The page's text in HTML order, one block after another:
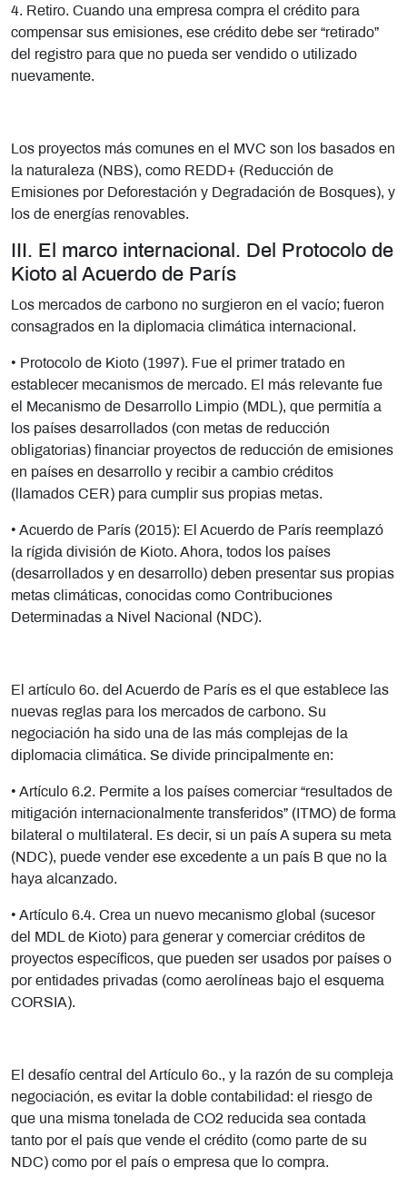
4. Retiro. Cuando una empresa compra el crédito para
compensar sus emisiones, ese crédito debe ser “retirado”
del registro para que no pueda ser vendido o utilizado
nuevamente.
Los proyectos más comunes en el MVC son los basados en
la naturaleza (NBS), como REDD+ (Reducción de
Emisiones por Deforestación y Degradación de Bosques), y
los de energías renovables.
III. El marco internacional. Del Protocolo de
Kioto al Acuerdo de París
Los mercados de carbono no surgieron en el vacío; fueron
consagrados en la diplomacia climática internacional.
• Protocolo de Kioto (1997). Fue el primer tratado en
establecer mecanismos de mercado. El más relevante fue
el Mecanismo de Desarrollo Limpio (MDL), que permitía a
los países desarrollados (con metas de reducción
obligatorias) financiar proyectos de reducción de emisiones
en países en desarrollo y recibir a cambio créditos
(llamados CER) para cumplir sus propias metas.
• Acuerdo de París (2015): El Acuerdo de París reemplazó
la rígida división de Kioto. Ahora, todos los países
(desarrollados y en desarrollo) deben presentar sus propias
metas climáticas, conocidas como Contribuciones
Determinadas a Nivel Nacional (NDC).
El artículo 6o. del Acuerdo de París es el que establece las
nuevas reglas para los mercados de carbono. Su
negociación ha sido una de las más complejas de la
diplomacia climática. Se divide principalmente en:
• Artículo 6.2. Permite a los países comerciar “resultados de
mitigación internacionalmente transferidos” (ITMO) de forma
bilateral o multilateral. Es decir, si un país A supera su meta
(NDC), puede vender ese excedente a un país B que no la
haya alcanzado.
• Artículo 6.4. Crea un nuevo mecanismo global (sucesor
del MDL de Kioto) para generar y comerciar créditos de
proyectos específicos, que pueden ser usados por países o
por entidades privadas (como aerolíneas bajo el esquema
CORSIA).
El desafío central del Artículo 6o., y la razón de su compleja
negociación, es evitar la doble contabilidad: el riesgo de
que una misma tonelada de CO2 reducida sea contada
tanto por el país que vende el crédito (como parte de su
NDC) como por el país o empresa que lo compra.